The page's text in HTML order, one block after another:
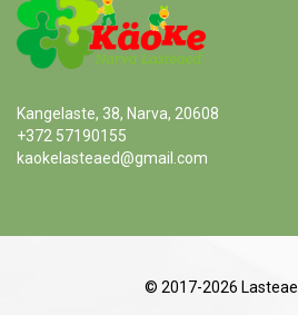
Kangelaste, 38, Narva, 20608
+372 57190155
kaokelasteaed@gmail.com
© 2017-2026